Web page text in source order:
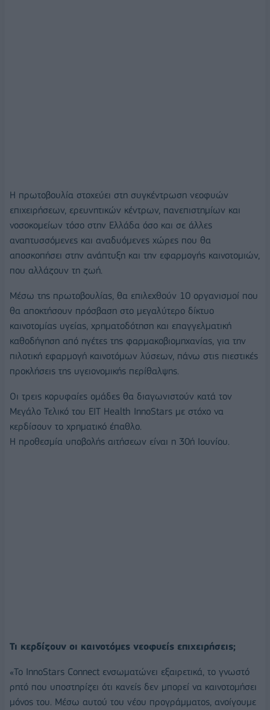
Η πρωτοβουλία στοχεύει στη συγκέντρωση νεοφυών
επιχειρήσεων, ερευνητικών κέντρων, πανεπιστημίων και
νοσοκομείων τόσο στην Ελλάδα όσο και σε άλλες
αναπτυσσόμενες και αναδυόμενες χώρες που θα
αποσκοπήσει στην ανάπτυξη και την εφαρμογής καινοτομιών,
που αλλάζουν τη ζωή.
Μέσω της πρωτοβουλίας, θα επιλεχθούν 10 οργανισμοί που
θα αποκτήσουν πρόσβαση στο μεγαλύτερο δίκτυο
καινοτομίας υγείας, χρηματοδότηση και επαγγελματική
καθοδήγηση από ηγέτες της φαρμακοβιομηχανίας, για την
πιλοτική εφαρμογή καινοτόμων λύσεων, πάνω στις πιεστικές
προκλήσεις της υγειονομικής περίθαλψης.
Οι τρεις κορυφαίες ομάδες θα διαγωνιστούν κατά τον
Μεγάλο Τελικό του EIT Health InnoStars με στόχο να
κερδίσουν το χρηματικό έπαθλο.
Η προθεσμία υποβολής αιτήσεων είναι η 30ή Ιουνίου.
Τι κερδίζουν οι καινοτόμες νεοφυείς επιχειρήσεις;
«Το InnoStars Connect ενσωματώνει εξαιρετικά, το γνωστό
ρητό που υποστηρίζει ότι κανείς δεν μπορεί να καινοτομήσει
μόνος του. Μέσω αυτού του νέου προγράμματος, ανοίγουμε